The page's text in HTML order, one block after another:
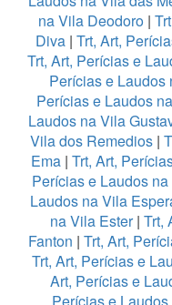
na Vila Deodoro |
Diva | Trt, Art,
Trt, Art, Perícias e
Perícias e Laudos
Perícias e Laudos
Laudos na Vila
Vila dos Remedios|
Ema | Trt, Art,
Perícias e Laudos
Laudos na Vila
na Vila Ester| Trt,
Fanton | Trt, Art,
Trt, Art, Perícias e
Art, Perícias e